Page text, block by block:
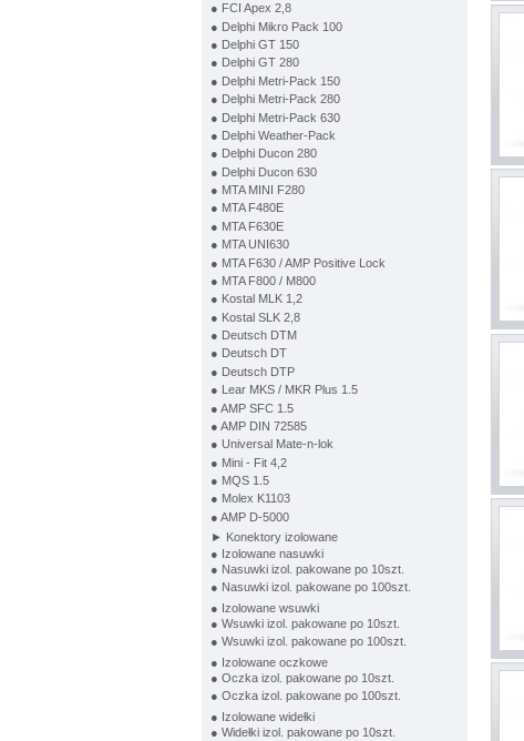
● FCI Apex 2,8
● Delphi Mikro Pack 100
● Delphi GT 150
● Delphi GT 280
● Delphi Metri-Pack 150
● Delphi Metri-Pack 280
● Delphi Metri-Pack 630
● Delphi Weather-Pack
● Delphi Ducon 280
● Delphi Ducon 630
● MTA MINI F280
● MTA F480E
● MTA F630E
● MTA UNI630
● MTA F630 / AMP Positive Lock
● MTA F800 / M800
● Kostal MLK 1,2
● Kostal SLK 2,8
● Deutsch DTM
● Deutsch DT
● Deutsch DTP
● Lear MKS / MKR Plus 1.5
● AMP SFC 1.5
● AMP DIN 72585
● Universal Mate-n-lok
● Mini - Fit 4,2
● MQS 1.5
● Molex K1103
● AMP D-5000
► Konektory izolowane
● Izolowane nasuwki
● Nasuwki izol. pakowane po 10szt.
● Nasuwki izol. pakowane po 100szt.
● Izolowane wsuwki
● Wsuwki izol. pakowane po 10szt.
● Wsuwki izol. pakowane po 100szt.
● Izolowane oczkowe
● Oczka izol. pakowane po 10szt.
● Oczka izol. pakowane po 100szt.
● Izolowane widełki
● Widełki izol. pakowane po 10szt.